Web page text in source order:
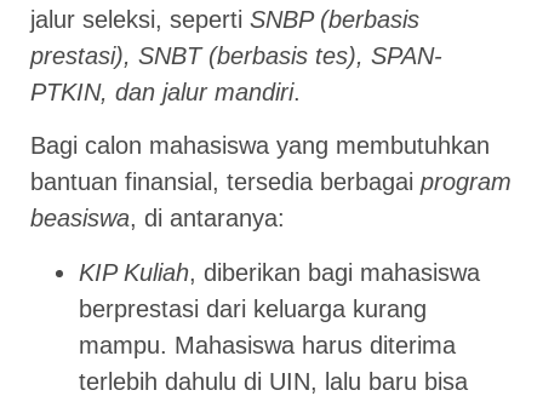
jalur seleksi, seperti SNBP (berbasis
prestasi), SNBT (berbasis tes), SPAN-
PTKIN, dan jalur mandiri.
Bagi calon mahasiswa yang membutuhkan
bantuan finansial, tersedia berbagai program
beasiswa, di antaranya:
KIP Kuliah, diberikan bagi mahasiswa
berprestasi dari keluarga kurang
mampu. Mahasiswa harus diterima
terlebih dahulu di UIN, lalu baru bisa